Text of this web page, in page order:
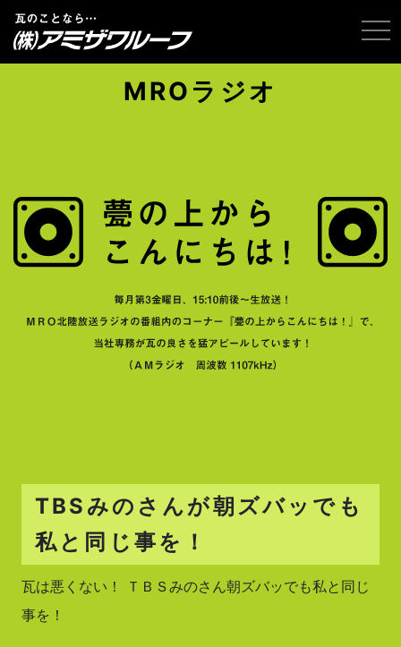
MROラジオ
TBSみのさんが朝ズバッでも
私と同じ事を！
瓦は悪くない！ ＴＢＳみのさん朝ズバッでも私と同じ
事を！